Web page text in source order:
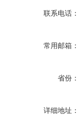
联系电话：
常用邮箱：
省份：
详细地址：